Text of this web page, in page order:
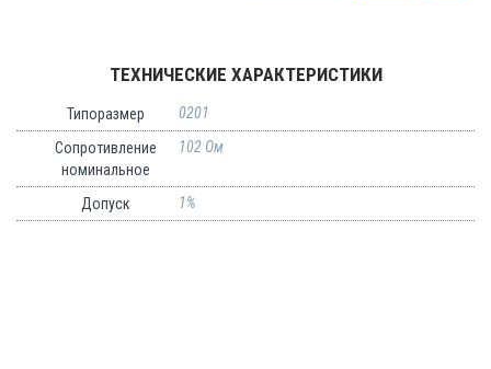
ТЕХНИЧЕСКИЕ ХАРАКТЕРИСТИКИ
Типоразмер
0201
Сопротивление
номинальное
102 Ом
Допуск 1%